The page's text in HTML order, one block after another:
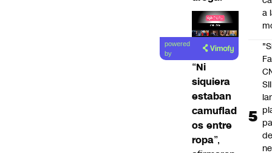
Lea el
artículo
powered
by
“Ni
siquiera
estaban
camuflad
os entre
ropa”,
a
SII